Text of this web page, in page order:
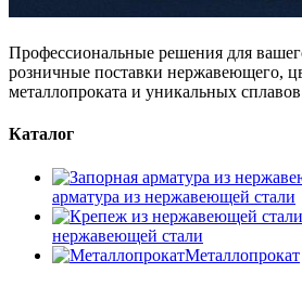
Профессиональные решения для
розничные поставки нержавеющего,
металлопроката и уникальных сплавов
Каталог
арматура из нержавеющей стали
нержавеющей стали
Металлопрокат